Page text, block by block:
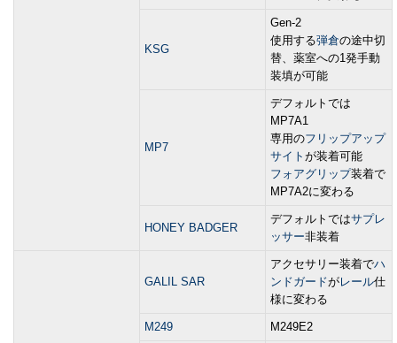
KSG
Gen-2
使用する弾倉の途中切
替、薬室への1発手動
装填が可能
MP7
デフォルトでは
MP7A1
専用のフリップアップ
サイト が装着可能
フォアグリップ装着で
MP7A2に変わる
HONEY BADGER
デフォルトではサプレ
ッサー非装着
GALIL SAR
アクセサリー装着でハ
ンドガードがレール仕
様に変わる
M249 M249E2